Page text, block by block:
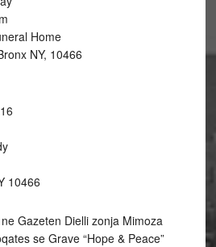
Home
NY, 10466
10466
Gazeten Dielli zonja Mimoza
se Grave “Hope & Peace”